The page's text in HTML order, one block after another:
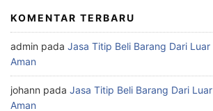
KOMENTAR TERBARU
admin pada Jasa Titip Beli Barang Dari
Aman
johann pada Jasa Titip Beli Barang Dari
Aman